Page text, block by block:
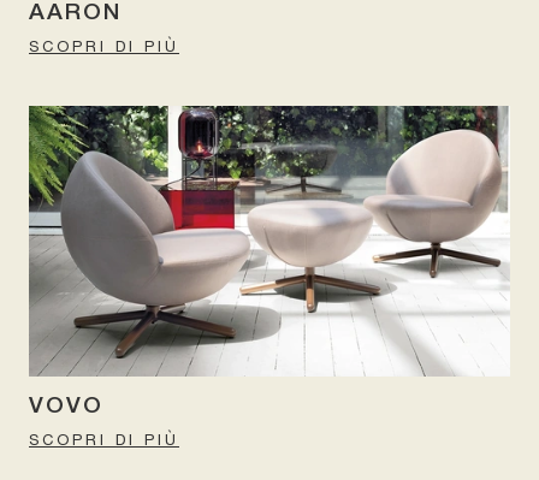
AARON
SCOPRI DI PIÙ
VOVO
SCOPRI DI PIÙ